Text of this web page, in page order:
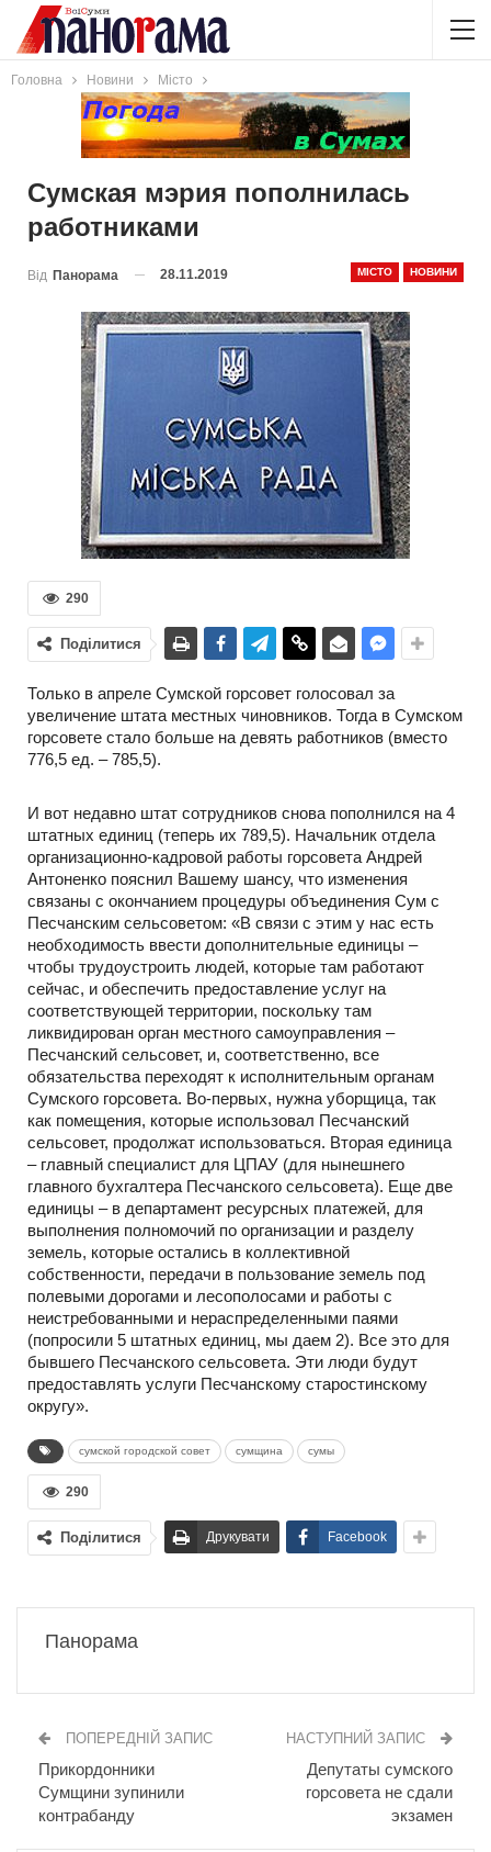
Головна Новини Місто
Сумская мэрия пополнилась
работниками
МІСТО НОВИНИ
Від Панорама 28.11.2019
290
Поділитися
Только в апреле Сумской горсовет голосовал за
увеличение штата местных чиновников. Тогда в Сумском
горсовете стало больше на девять работников (вместо
776,5 ед. – 785,5).
И вот недавно штат сотрудников снова пополнился на 4
штатных единиц (теперь их 789,5). Начальник отдела
организационно-кадровой работы горсовета Андрей
Антоненко пояснил Вашему шансу, что изменения
связаны с окончанием процедуры объединения Сум с
Песчанским сельсоветом: «В связи с этим у нас есть
необходимость ввести дополнительные единицы –
чтобы трудоустроить людей, которые там работают
сейчас, и обеспечить предоставление услуг на
соответствующей территории, поскольку там
ликвидирован орган местного самоуправления –
Песчанский сельсовет, и, соответственно, все
обязательства переходят к исполнительным органам
Сумского горсовета. Во-первых, нужна уборщица, так
как помещения, которые использовал Песчанский
сельсовет, продолжат использоваться. Вторая единица
– главный специалист для ЦПАУ (для нынешнего
главного бухгалтера Песчанского сельсовета). Еще две
единицы – в департамент ресурсных платежей, для
выполнения полномочий по организации и разделу
земель, которые остались в коллективной
собственности, передачи в пользование земель под
полевыми дорогами и лесополосами и работы с
неистребованными и нераспределенными паями
(попросили 5 штатных единиц, мы даем 2). Все это для
бывшего Песчанского сельсовета. Эти люди будут
предоставлять услуги Песчанскому старостинскому
округу».
сумской городской совет сумщина сумы
290
Поділитися Друкувати Facebook
Панорама
ПОПЕРЕДНІЙ ЗАПИС
Прикордонники
Сумщини зупинили
контрабанду
НАСТУПНИЙ ЗАПИС
Депутаты сумского
горсовета не сдали
экзамен